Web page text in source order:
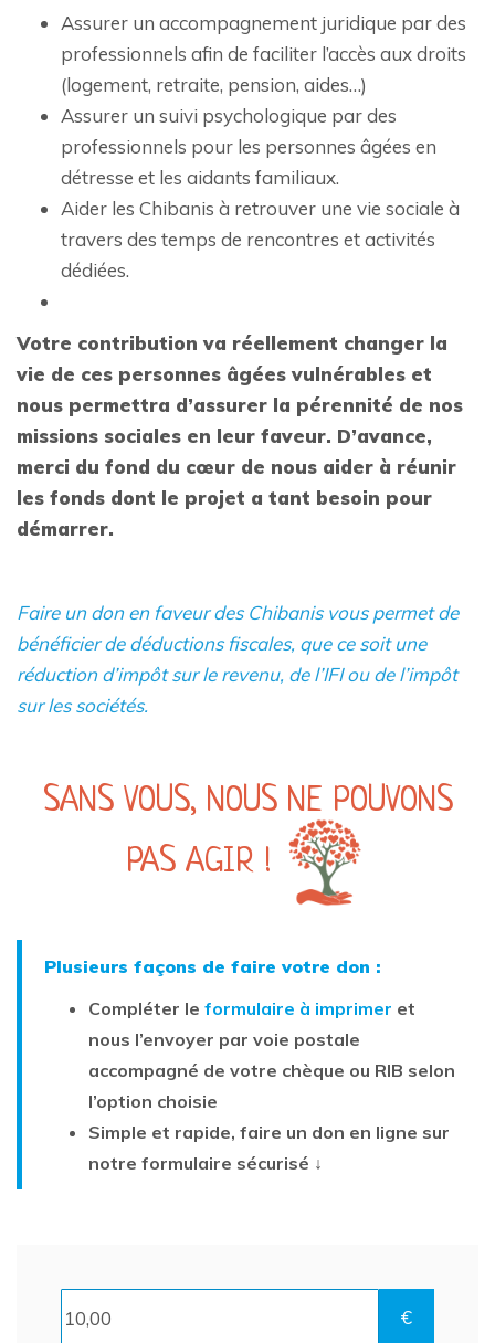
Assurer un accompagnement juridique par des
professionnels afin de faciliter l’accès aux droits
(logement, retraite, pension, aides…)
Assurer un suivi psychologique par des
professionnels pour les personnes âgées en
détresse et les aidants familiaux.
Aider les Chibanis à retrouver une vie sociale à
travers des temps de rencontres et activités
dédiées.
Votre contribution va réellement changer la
vie de ces personnes âgées vulnérables et
nous permettra d’assurer la pérennité de nos
missions sociales en leur faveur. D’avance,
merci du fond du cœur de nous aider à réunir
les fonds dont le projet a tant besoin pour
démarrer.
Faire un don en faveur des Chibanis vous permet de
bénéficier de déductions fiscales, que ce soit une
réduction d’impôt sur le revenu, de l’IFI ou de l’impôt
sur les sociétés.
SANS VOUS, NOUS NE POUVONS
PAS AGIR !
Plusieurs façons de faire votre don :
Compléter le formulaire à imprimer et
nous l’envoyer par voie postale
accompagné de votre chèque ou RIB selon
l’option choisie
Simple et rapide, faire un don en ligne sur
notre formulaire sécurisé ↓
€